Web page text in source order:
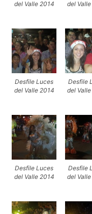
del Valle 2014
del
Desfile Luces
del Valle 2014
Desfile
del
Desfile Luces
del Valle 2014
Desfile
del